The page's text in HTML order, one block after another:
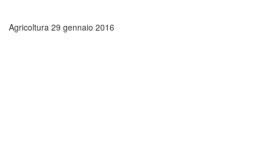
Agricoltura 29 gennaio 2016